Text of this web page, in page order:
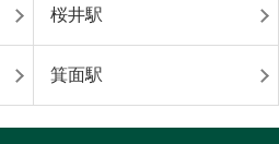
桜井駅
箕面駅